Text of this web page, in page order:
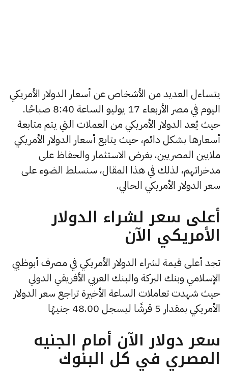
يتساءل العديد من الأشخاص عن أسعار الدولار الأمريكي
اليوم في مصر الأربعاء 17 يوليو الساعة 8:40 صباحًا.
حيث يُعد الدولار الأمريكي من العملات التي يتم متابعة
أسعارها بشكل دائم، حيث يتابع أسعار الدولار الأمريكي
ملايين المصريين، بغرض الاستثمار والحفاظ على
مدخراتهم، لذلك في هذا المقال، سنسلط الضوء على
سعر الدولار الأمريكي الحالي.
أعلى سعر لشراء الدولار
الأمريكي الآن
تجد أعلى قيمة لشراء الدولار الأمريكي في مصرف أبوظبي
الإسلامي وبنك البركة والبنك العربي الأفريقي الدولي
حيث شهدت تعاملات الساعة الأخيرة تراجع سعر الدولار
الأمريكي بمقدار 5 قرشًا ليسجل 48.00 جنيهًا
سعر دولار الآن أمام الجنيه
المصري في كل البنوك